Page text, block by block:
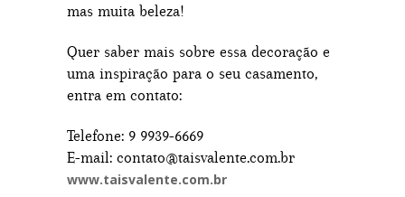
mas muita beleza!
Quer saber mais sobre essa decoração e
uma inspiração para o seu casamento,
entra em contato:
Telefone: 9 9939-6669
E-mail: contato@taisvalente.com.br
www.taisvalente.com.br